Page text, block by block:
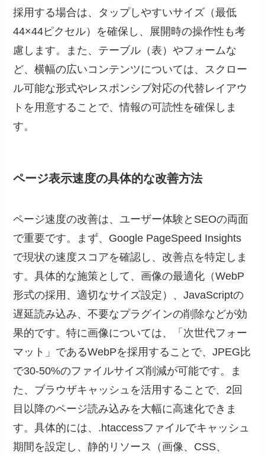
採用する場合は、タップしやすいサイズ（最低
44×44ピクセル）を確保し、展開時の操作性も考
慮します。また、テーブル（表）やフォームな
ど、横幅の広いコンテンツについては、スクロー
ル可能な形式やレスポンシブ対応の代替レイアウ
トを用意することで、情報の可読性を確保しま
す。
ページ表示速度の具体的な改善方法
ページ速度の改善は、ユーザー体験とSEOの両面
で重要です。まず、Google PageSpeed Insights
で現状の速度スコアを確認し、改善点を特定しま
す。具体的な施策として、画像の最適化（WebP
形式の採用、適切なサイズ設定）、JavaScriptの
遅延読み込み、不要なプラグインの削除などが効
果的です。特に画像については、「次世代フォー
マット」であるWebPを採用することで、JPEG比
で30-50%のファイルサイズ削減が可能です。ま
た、ブラウザキャッシュを活用することで、2回
目以降のページ読み込みを大幅に高速化できま
す。具体的には、.htaccessファイルでキャッシュ
期間を設定し、静的リソース（画像、CSS、